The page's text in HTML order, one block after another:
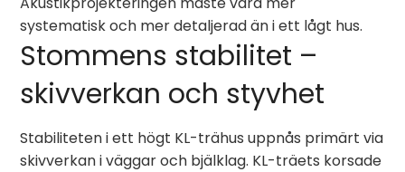
systematisk och mer detaljerad än i ett lågt hus.
Stommens stabilitet –
skivverkan och styvhet
Stabiliteten i ett högt KL-trähus uppnås primärt via
skivverkan i väggar och bjälklag. KL-träets korsade